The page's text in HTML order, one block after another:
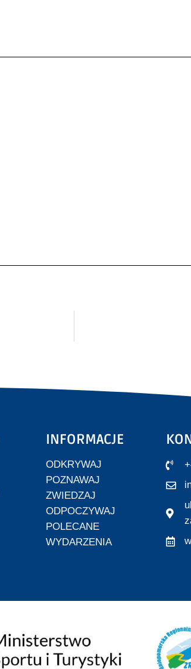
INFORMACJE
ODKRYWAJ
POZNAWAJ
ZWIEDZAJ
ODPOCZYWAJ
POLECANE
WYDARZENIA